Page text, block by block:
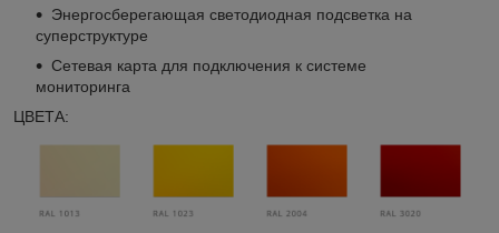
Энергосберегающая светодиодная подсветка на
суперструктуре
Сетевая карта для подключения к системе
мониторинга
ЦВЕТА: